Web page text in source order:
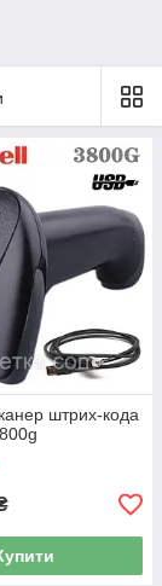
штрих-кода